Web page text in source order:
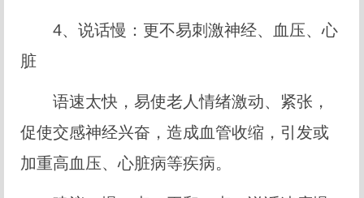
4、说话慢：更不易刺激神经、血压、心
脏
语速太快，易使老人情绪激动、紧张，
促使交感神经兴奋，造成血管收缩，引发或
加重高血压、心脏病等疾病。